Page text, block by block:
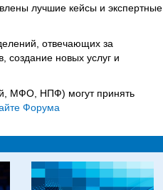
лучшие кейсы и экспертные
отвечающих за
создание новых услуг и
МФО, НПФ) могут принять
Форума